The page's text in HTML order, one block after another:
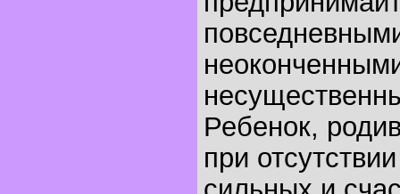
Ребенок,
при